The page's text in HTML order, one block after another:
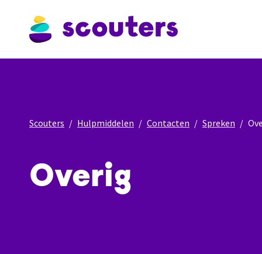
Scouters Hulpmiddelen Contacten Spreken
Overig